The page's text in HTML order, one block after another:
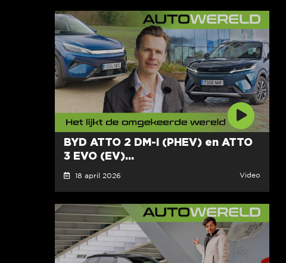
BYD ATTO 2 DM-i (PHEV) en ATTO
3 EVO (EV)...
18 april 2026 Video